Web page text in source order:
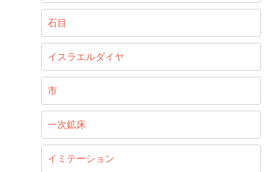
石目
イスラエルダイヤ
市
一次鉱床
イミテーション